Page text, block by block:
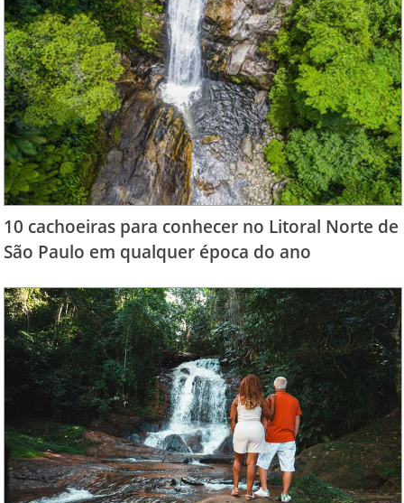
10 cachoeiras para conhecer no Litoral Norte de
São Paulo em qualquer época do ano